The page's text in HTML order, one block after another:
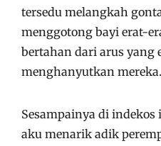
tersedu melangkah
menggotong bayi erat-
bertahan dari arus yang
menghanyutkan mereka.
Sesampainya di indekos
aku menarik adik